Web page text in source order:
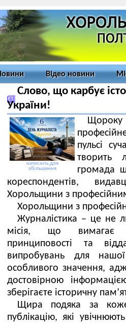
Відео новини
Слово, що карбує
України!
натисніть для
збільшення
Щороку
пульсі
творить
громада
кореспондентів,
Хорольщини з
Хорольщини з
Журналістика – це не
місія, що вимагає
принциповості та
випробувань для
особливого значення,
достовірною
зберігаєте історичну
Щира подяка за
публікацію, які